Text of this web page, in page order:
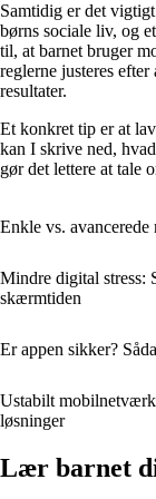
Samtidig er det
børns sociale liv, og
til, at barnet bruger
reglerne justeres
resultater.
Et konkret tip er at
kan I skrive ned,
gør det lettere at tale
Enkle vs.
Mindre digital stress:
skærmtiden
Er appen sikker?
Ustabilt
løsninger
Lær barnet